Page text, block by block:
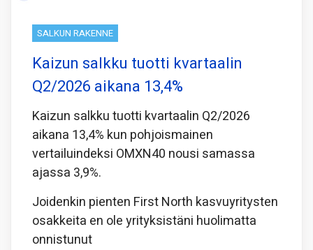
SALKUN RAKENNE
Kaizun salkku tuotti kvartaalin
Q2/2026 aikana 13,4%
Kaizun salkku tuotti kvartaalin Q2/2026
aikana 13,4% kun pohjoismainen
vertailuindeksi OMXN40 nousi samassa
ajassa 3,9%.
Joidenkin pienten First North kasvuyritysten
osakkeita en ole yrityksistäni huolimatta
onnistunut